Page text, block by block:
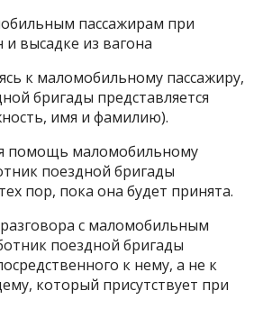
пассажирам при
и высадке из вагона
к маломобильному пассажиру,
бригады представляется
имя и фамилию).
помощь маломобильному
поездной бригады
пор, пока она будет принята.
с маломобильным
поездной бригады
к нему, а не к
который присутствует при